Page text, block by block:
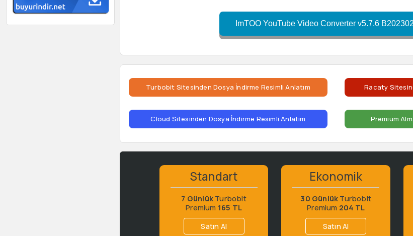
ImTOO YouTube Video Converter v5.7.6
Turbobit Sitesinden Dosya İndirme Resimli Anlatım Racaty
Cloud Sitesinden Dosya İndirme Resimli Anlatım Premium
Standart
7 Günlük Turbobit
Premium 165 TL
Satın Al
Ekonomik
30 Günlük Turbobit
Premium 204 TL
Satın Al